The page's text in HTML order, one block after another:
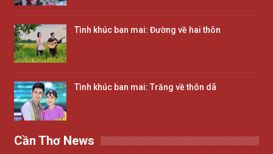
Tình khúc ban mai: Đường về hai thôn
Tình khúc ban mai: Trăng về thôn dã
Cần Thơ News